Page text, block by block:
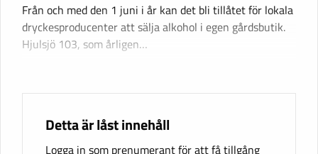
Från och med den 1 juni i år kan det bli tillåtet för lokala
dryckesproducenter att sälja alkohol i egen gårdsbutik.
Hjulsjö 103, som årligen…
Detta är låst innehåll
Logga in som prenumerant för att få tillgång